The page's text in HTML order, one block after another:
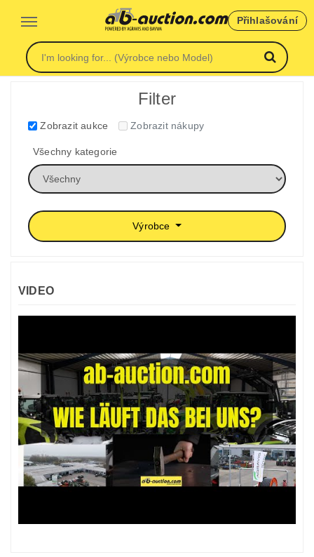
Přihlašování
Filter
Zobrazit aukce Zobrazit nákupy
Všechny kategorie
Výrobce
VIDEO